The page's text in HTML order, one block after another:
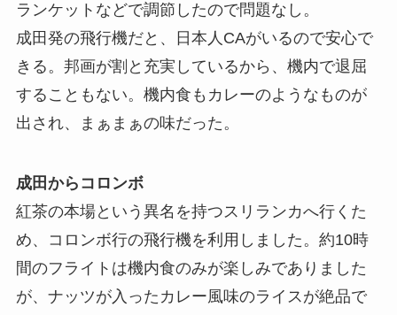
ランケットなどで調節したので問題なし。
成田発の飛行機だと、日本人CAがいるので安心で
きる。邦画が割と充実しているから、機内で退屈
することもない。機内食もカレーのようなものが
出され、まぁまぁの味だった。
成田からコロンボ
紅茶の本場という異名を持つスリランカへ行くた
め、コロンボ行の飛行機を利用しました。約10時
間のフライトは機内食のみが楽しみでありました
が、ナッツが入ったカレー風味のライスが絶品で